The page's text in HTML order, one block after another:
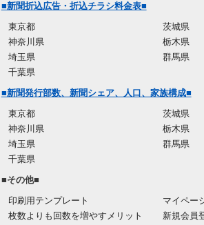
■新聞折込広告・折込チラシ料金表■
東京都
神奈川県
埼玉県
千葉県
茨城県
栃木県
群馬県
■新聞発行部数、新聞シェア、人口、家族構成■
東京都
神奈川県
埼玉県
千葉県
茨城県
栃木県
群馬県
■その他■
印刷用テンプレート
枚数よりも回数を増やすメリット
マイペー
新規会員